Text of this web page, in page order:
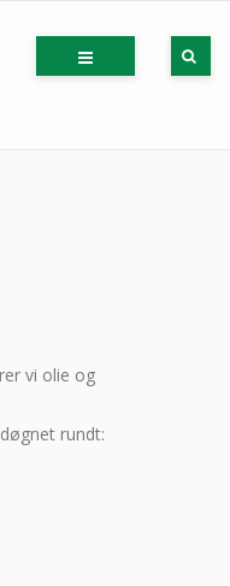
vi olie og
rundt: